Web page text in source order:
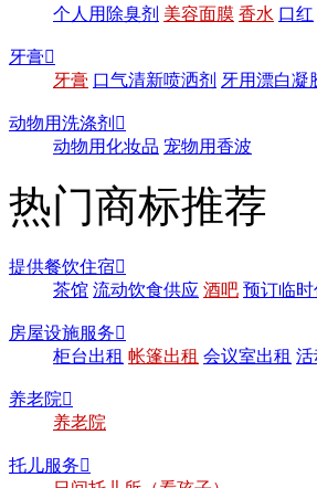
个人用除臭剂 美容面膜 香水 口红
牙膏
牙膏 口气清新喷洒剂 牙用漂白凝
动物用洗涤剂 
动物用化妆品 宠物用香波
热门商标推荐
提供餐饮住宿
茶馆 流动饮食供应 酒吧 预订临时
房屋设施服务
柜台出租 帐篷出租 会议室出租 活
养老院
养老院
托儿服务